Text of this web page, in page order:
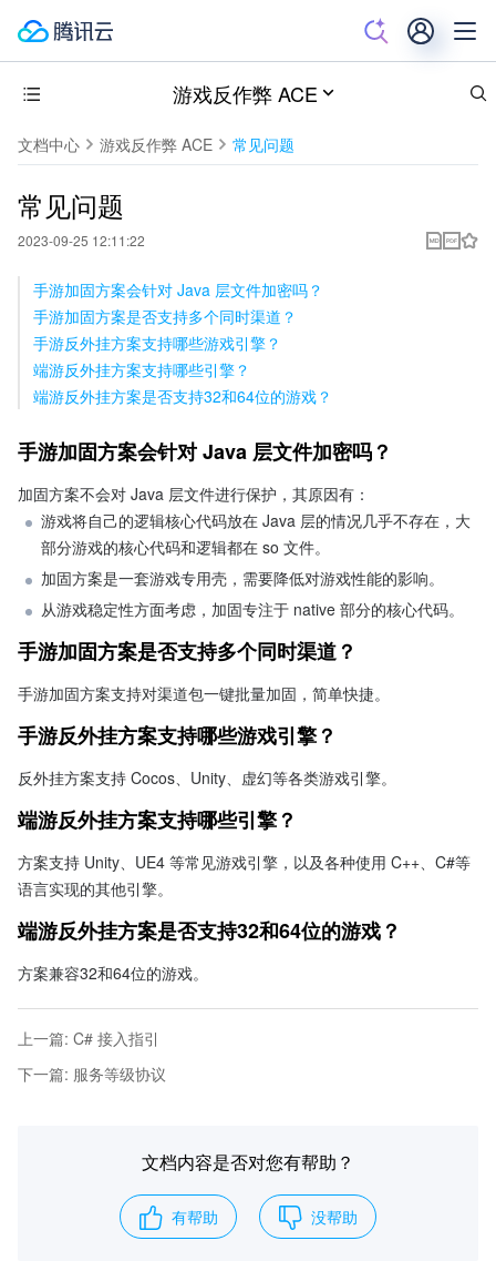
游戏反作弊 ACE
文档中心 游戏反作弊 ACE 常见问题
常见问题
2023-09-25 12:11:22
手游加固方案会针对 Java 层文件加密吗？
手游加固方案是否支持多个同时渠道？
手游反外挂方案支持哪些游戏引擎？
端游反外挂方案支持哪些引擎？
端游反外挂方案是否支持32和64位的游戏？
手游加固方案会针对 Java 层文件加密吗？
加固方案不会对 Java 层文件进行保护，其原因有：
游戏将自己的逻辑核心代码放在 Java 层的情况几乎不存在，大
部分游戏的核心代码和逻辑都在 so 文件。
加固方案是一套游戏专用壳，需要降低对游戏性能的影响。
从游戏稳定性方面考虑，加固专注于 native 部分的核心代码。
手游加固方案是否支持多个同时渠道？
手游加固方案支持对渠道包一键批量加固，简单快捷。
手游反外挂方案支持哪些游戏引擎？
反外挂方案支持 Cocos、Unity、虚幻等各类游戏引擎。
端游反外挂方案支持哪些引擎？
方案支持 Unity、UE4 等常见游戏引擎，以及各种使用 C++、C#等
语言实现的其他引擎。
端游反外挂方案是否支持32和64位的游戏？
方案兼容32和64位的游戏。
上一篇: C# 接入指引
下一篇: 服务等级协议
文档内容是否对您有帮助？
有帮助 没帮助